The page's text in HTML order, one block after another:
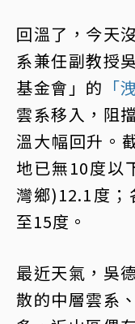
回溫了，今天
系兼任副教授
基金會」的 「
雲系移入，阻
溫大幅回升。
地已無10度以
灣鄉)12.1度
至15度。
最近天氣，吳
散的中層雲系